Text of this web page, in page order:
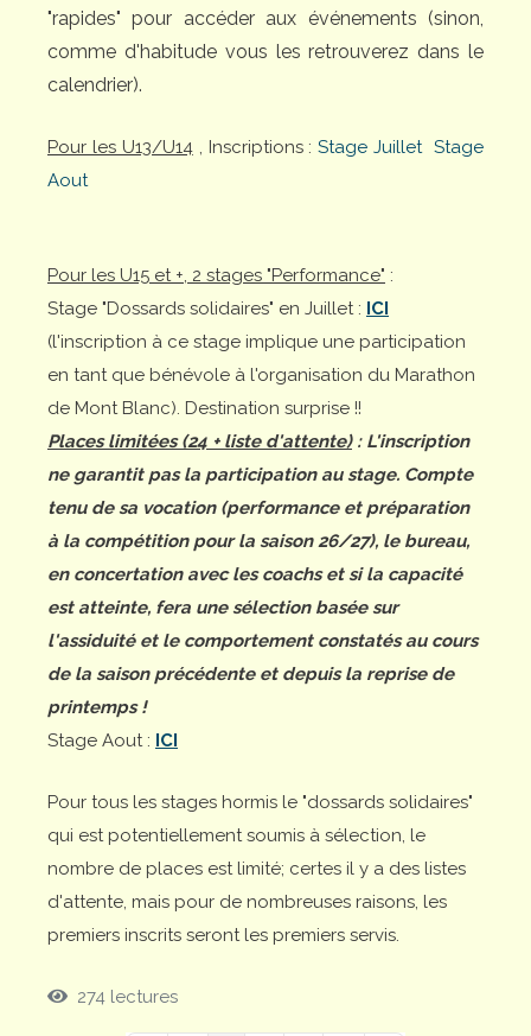
"rapides" pour accéder aux événements (sinon,
comme d'habitude vous les retrouverez dans le
calendrier).
Pour les U13/U14, Inscriptions :Stage Juillet Stage
Aout
Pour les U15 et +, 2 stages "Performance" :
Stage "Dossards solidaires" en Juillet : ICI
(l'inscription à ce stage implique une participation
en tant que bénévole à l'organisation du Marathon
de Mont Blanc). Destination surprise !!
Places limitées (24 + liste d'attente): L'inscription
ne garantit pas la participation au stage. Compte
tenu de sa vocation (performance et préparation
à la compétition pour la saison 26/27), le bureau,
en concertation avec les coachs et si la capacité
est atteinte, fera une sélection basée sur
l'assiduité et le comportement constatés au cours
de la saison précédente et depuis la reprise de
printemps !
Stage Aout : ICI
Pour tous les stages hormis le "dossards solidaires"
qui est potentiellement soumis à sélection, le
nombre de places est limité; certes il y a des listes
d'attente, mais pour de nombreuses raisons, les
premiers inscrits seront les premiers servis.
274 lectures